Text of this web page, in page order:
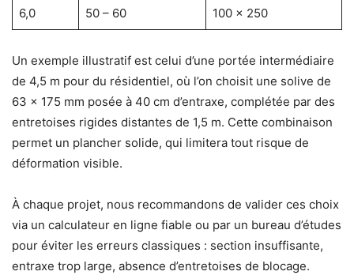
6,0 50 – 60 100 x 250
Un exemple illustratif est celui d’une portée intermédiaire
de 4,5 m pour du résidentiel, où l’on choisit une solive de
63 x 175 mm posée à 40 cm d’entraxe, complétée par des
entretoises rigides distantes de 1,5 m. Cette combinaison
permet un plancher solide, qui limitera tout risque de
déformation visible.
À chaque projet, nous recommandons de valider ces choix
via un calculateur en ligne fiable ou par un bureau d’études
pour éviter les erreurs classiques : section insuffisante,
entraxe trop large, absence d’entretoises de blocage.